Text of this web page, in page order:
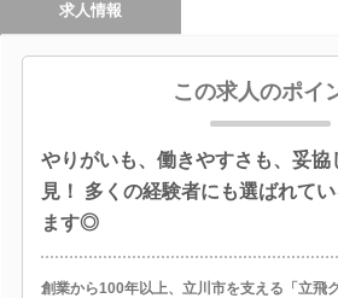
求人情報
この求人のポイ
やりがいも、働きやすさも、妥協
見！ 多くの経験者にも選ばれて
ます◎
創業から100年以上、立川市を支える「立飛